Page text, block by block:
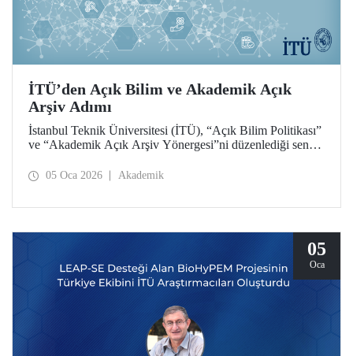
İTÜ’den Açık Bilim ve Akademik Açık
Arşiv Adımı
İstanbul Teknik Üniversitesi (İTÜ), “Açık Bilim Politikası”
ve “Akademik Açık Arşiv Yönergesi”ni düzenlediği senato
05 Oca 2026 Akademik
05
Oca